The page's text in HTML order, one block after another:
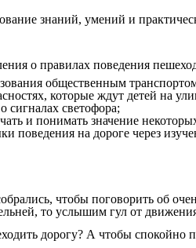
знаний, умений и
о правилах поведения
общественным
которые ждут детей на
светофора;
и понимать значение
на дороге через
чтобы поговорить об
то услышим гул от
дорогу? А чтобы